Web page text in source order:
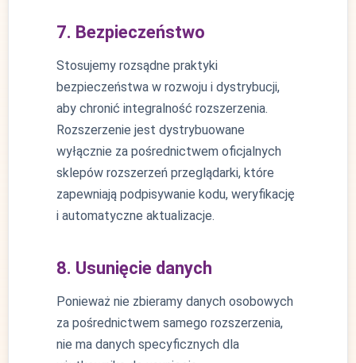
7. Bezpieczeństwo
Stosujemy rozsądne praktyki
bezpieczeństwa w rozwoju i dystrybucji,
aby chronić integralność rozszerzenia.
Rozszerzenie jest dystrybuowane
wyłącznie za pośrednictwem oficjalnych
sklepów rozszerzeń przeglądarki, które
zapewniają podpisywanie kodu, weryfikację
i automatyczne aktualizacje.
8. Usunięcie danych
Ponieważ nie zbieramy danych osobowych
za pośrednictwem samego rozszerzenia,
nie ma danych specyficznych dla